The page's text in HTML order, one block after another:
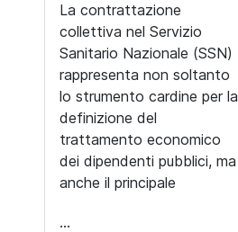
La contrattazione
collettiva nel Servizio
Sanitario Nazionale (SSN)
rappresenta non soltanto
lo strumento cardine per la
definizione del
trattamento economico
dei dipendenti pubblici, ma
anche il principale
...